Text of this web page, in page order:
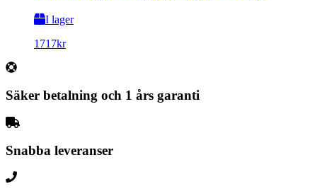
I lager
1717kr
Säker betalning och 1 års garanti
Snabba leveranser